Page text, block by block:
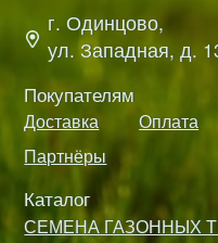
г. Одинцово,
ул. Западная, д.
Покупателям
Доставка Оплата
Партнёры
Каталог
СЕМЕНА ГАЗОННЫХ